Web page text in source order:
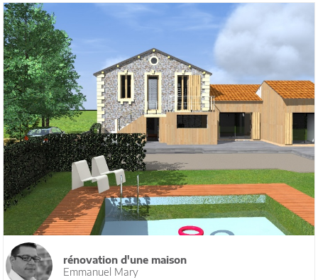
rénovation d'une maison
Emmanuel Mary